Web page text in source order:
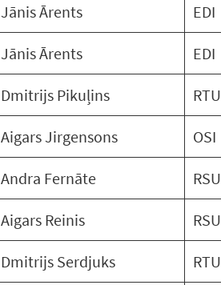
Jānis Ārents EDI
Jānis Ārents EDI
Dmitrijs Pikuļins RTU
Aigars Jirgensons OSI
Andra Fernāte RSU
Aigars Reinis RSU
Dmitrijs Serdjuks RTU